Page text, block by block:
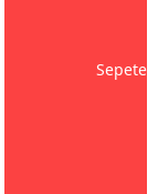
Sepete